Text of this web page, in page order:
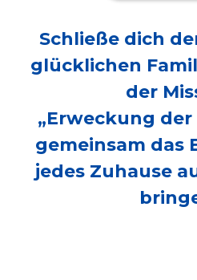
Schließe dich
glücklichen
der
„Erweckung
gemeinsam das
jedes Zuhause